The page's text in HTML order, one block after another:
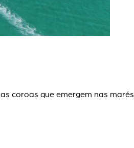
coroas que emergem nas marés